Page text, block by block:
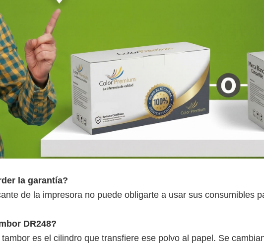
la garantía?
de la impresora no puede obligarte a usar sus consumibles
DR248?
es el cilindro que transfiere ese polvo al papel. Se